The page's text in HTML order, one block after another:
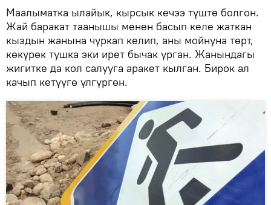
Маалыматка ылайык, кырсык кечээ түштө болгон.
Жай баракат таанышы менен басып келе жаткан
кыздын жанына чуркап келип, аны мойнуна төрт,
көкүрөк тушка эки ирет бычак урган. Жанындагы
жигитке да кол салууга аракет кылган. Бирок ал
качып кетүүгө үлгүргөн.